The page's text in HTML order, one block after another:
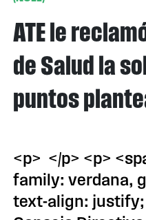
ATE le
de Salud la
puntos
<p> </p> <p>
family: verdana,
text-align: justify;